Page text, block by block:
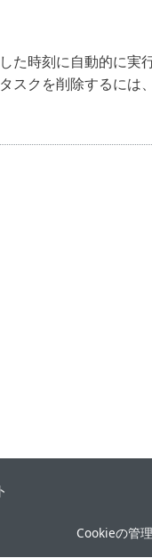
た時刻に自動的に実
スクを削除するには、
Cookieの管理